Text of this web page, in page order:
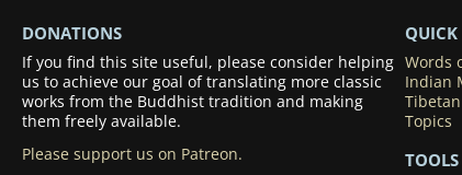
DONATIONS
If you find this site useful, please consider helping
us to achieve our goal of translating more classic
works from the Buddhist tradition and making
them freely available.
Please support us on Patreon.
Words
Indian
Topics
TOOLS